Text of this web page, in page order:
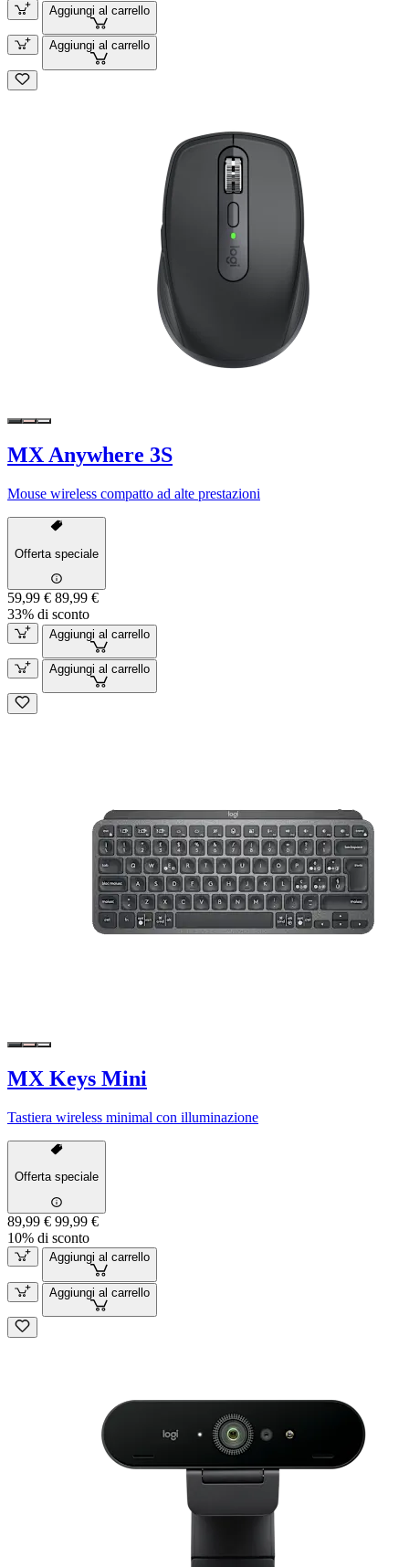
Aggiungi al carrello
Aggiungi al carrello
MX Anywhere 3S
Mouse wireless compatto ad alte prestazioni
Offerta speciale
59,99 € 89,99 €
33% di sconto
Aggiungi al carrello
Aggiungi al carrello
MX Keys Mini
Tastiera wireless minimal con illuminazione
Offerta speciale
89,99 € 99,99 €
10% di sconto
Aggiungi al carrello
Aggiungi al carrello